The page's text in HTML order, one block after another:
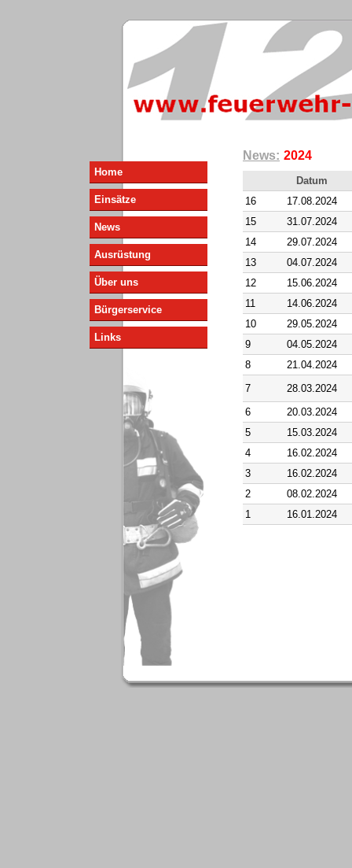
Home
Einsätze
News
Ausrüstung
Über uns
Bürgerservice
Links
News: 2024
Datum
16
17.08.2024
15
31.07.2024
14
29.07.2024
13
04.07.2024
12
15.06.2024
11
14.06.2024
10
29.05.2024
9
04.05.2024
8
21.04.2024
7
28.03.2024
6
20.03.2024
5
15.03.2024
4
16.02.2024
3
16.02.2024
2
08.02.2024
1
16.01.2024